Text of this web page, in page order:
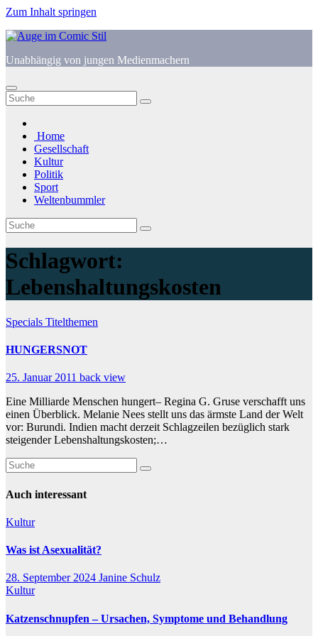
Zum Inhalt springen
Unabhängig von jungen Medienmachern
Home
Gesellschaft
Kultur
Politik
Sport
Weltenbummler
Schlagwort:
Lebenshaltungskosten
Specials Titelthemen
HUNGERSNOT
25. Januar 2011 back view
Eine Milliarde Menschen hungert– Regina G. Gruse verschafft uns
einen Überblick. Melanie Nees stellt uns das ärmste Land der Welt
vor: Burundi. Indien macht derzeit Schlagzeilen bezüglich stark
steigender Lebenshaltungskosten;…
Auch interessant
Kultur
Was ist Asexualität?
28. September 2024 Janine Schulz
Kultur
Katzenschnupfen – Ursachen, Symptome und Behandlung